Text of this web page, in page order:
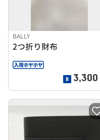
BALLY
2つ折り財布
-
3,300